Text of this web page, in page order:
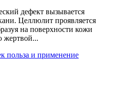
дефект вызывается
Целлюлит проявляется
на поверхности кожи
жертвой...